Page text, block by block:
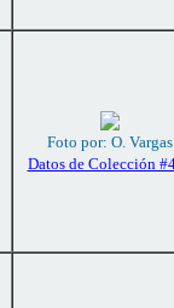
Foto por: O. Vargas
Datos de Colección